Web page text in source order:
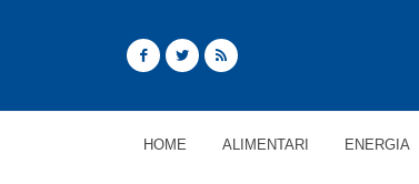
HOME ALIMENTARI ENERGIA